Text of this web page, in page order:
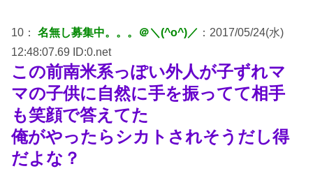
10： 名無し募集中。。。＠＼(^o^)／ ：2017/05/24(水)
12:48:07.69 ID:0.net
この前南米系っぽい外人が子ずれマ
マの子供に自然に手を振ってて相手
も笑顔で答えてた
俺がやったらシカトされそうだし得
だよな？